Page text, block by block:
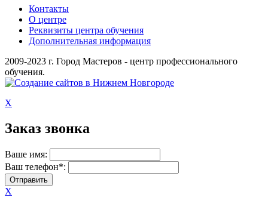
Контакты
О центре
Реквизиты центра обучения
Дополнительная информация
2009-2023 г. Город Мастеров - центр профессионального
обучения.
X
Заказ звонка
Ваше имя:
Ваш телефон*:
X